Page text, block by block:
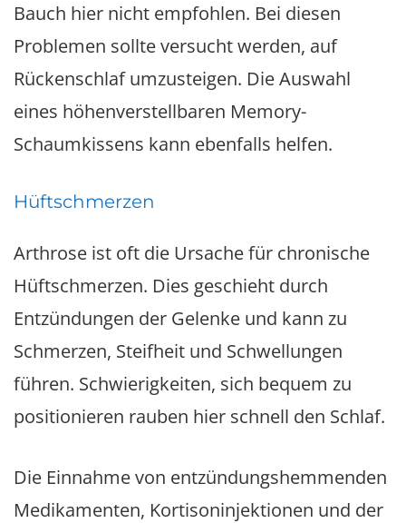
Bauch hier nicht empfohlen. Bei diesen
Problemen sollte versucht werden, auf
Rückenschlaf umzusteigen. Die Auswahl
eines höhenverstellbaren Memory-
Schaumkissens kann ebenfalls helfen.
Hüftschmerzen
Arthrose ist oft die Ursache für chronische
Hüftschmerzen. Dies geschieht durch
Entzündungen der Gelenke und kann zu
Schmerzen, Steifheit und Schwellungen
führen. Schwierigkeiten, sich bequem zu
positionieren rauben hier schnell den Schlaf.
Die Einnahme von entzündungshemmenden
Medikamenten, Kortisoninjektionen und der